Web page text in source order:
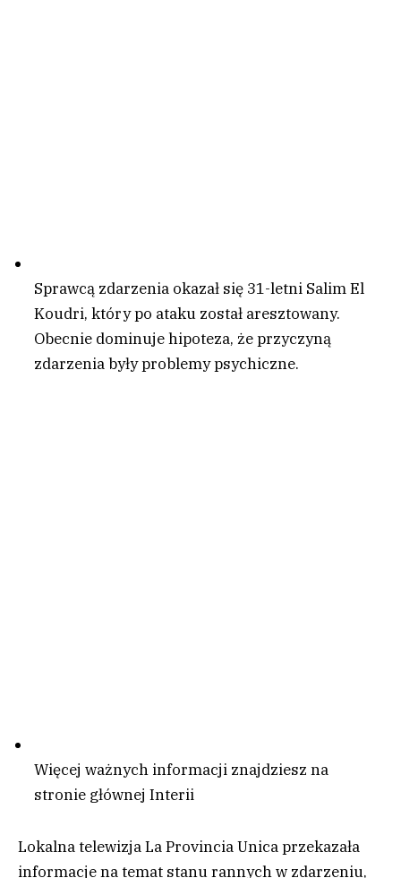
Sprawcą zdarzenia okazał się 31-letni Salim El
Koudri, który po ataku został aresztowany.
Obecnie dominuje hipoteza, że przyczyną
zdarzenia były problemy psychiczne.
Więcej ważnych informacji znajdziesz na
stronie głównej Interii
Lokalna telewizja La Provincia Unica przekazała
informacje na temat stanu rannych w zdarzeniu,